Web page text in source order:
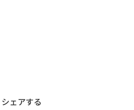
シェアする